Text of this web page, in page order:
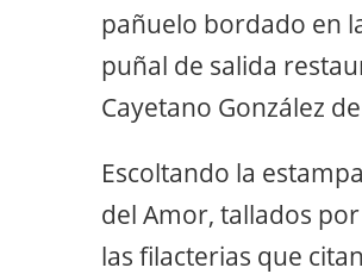
pañuelo bordado en
puñal de salida
Cayetano González
Escoltando la
del Amor, tallados
las filacterias que